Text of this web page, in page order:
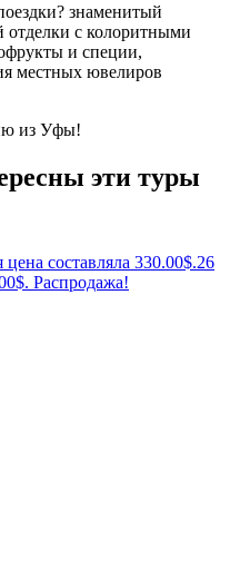
знаменитый
отделки с колоритными
и специи,
местных ювелиров
из Уфы!
эти туры
составляла 330.00$.26
Распродажа!